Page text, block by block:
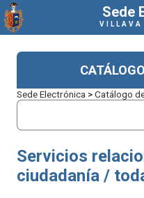
Sede
VILLAVA
Sede Electrónica >Catálogo
Servicios
ciudadanía /